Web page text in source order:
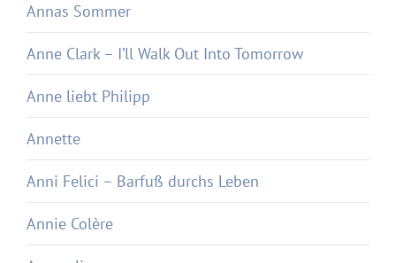
Annas Sommer
Anne Clark – I’ll Walk Out Into Tomorrow
Anne liebt Philipp
Annette
Anni Felici – Barfuß durchs Leben
Annie Colère